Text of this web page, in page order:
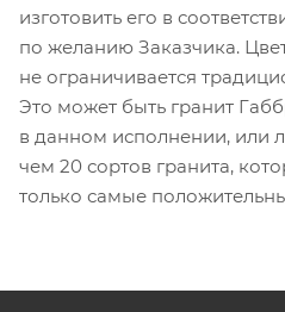
изготовить его в
по желанию Заказчика.
не ограничивается
Это может быть гранит
в данном исполнении, или
чем 20 сортов гранита,
только самые